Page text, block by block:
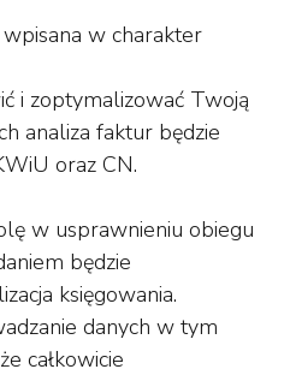
w charakter
i zoptymalizować Twoją
analiza faktur będzie
oraz CN.
w usprawnieniu obiegu
będzie
księgowania.
danych w tym
całkowicie